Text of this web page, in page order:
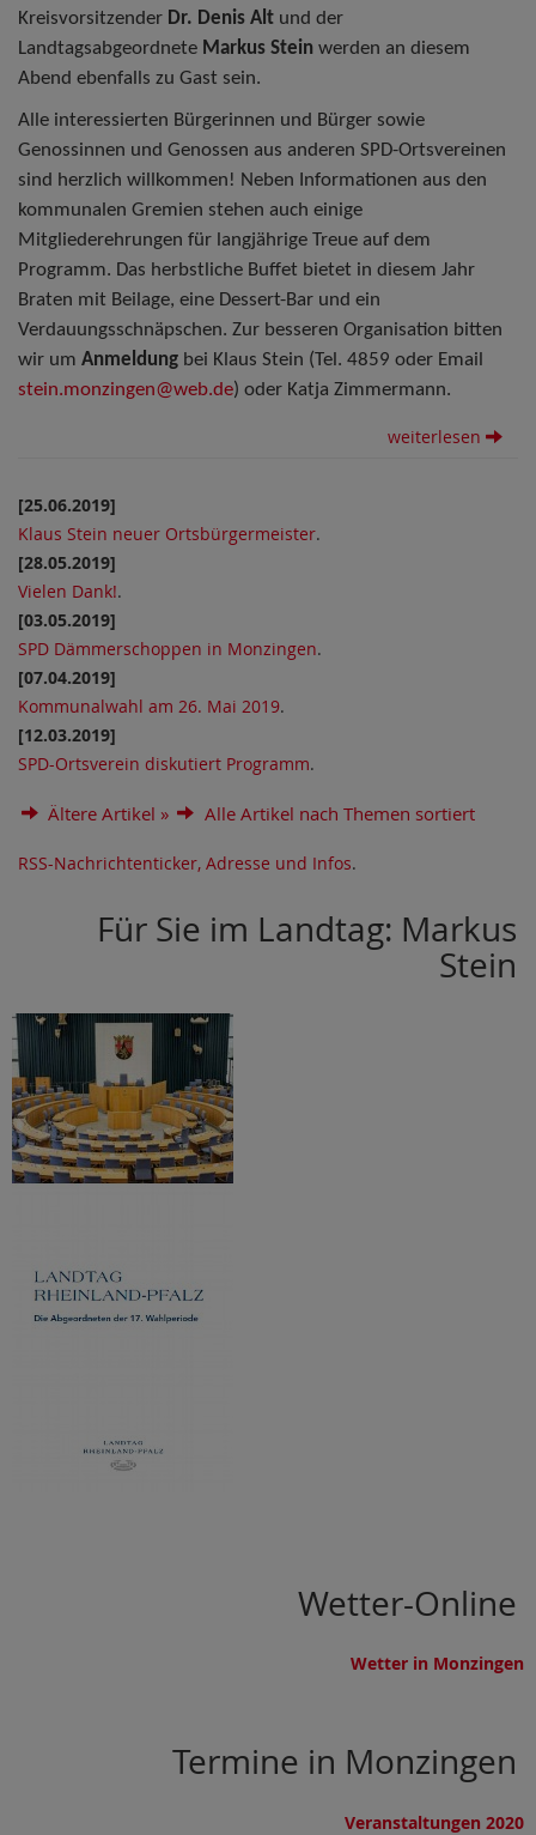
Kreisvorsitzender Dr. Denis Alt und der
Landtagsabgeordnete Markus Stein werden an diesem
Abend ebenfalls zu Gast sein.
Alle interessierten Bürgerinnen und Bürger sowie
Genossinnen und Genossen aus anderen SPD-Ortsvereinen
sind herzlich willkommen! Neben Informationen aus den
kommunalen Gremien stehen auch einige
Mitgliederehrungen für langjährige Treue auf dem
Programm. Das herbstliche Buffet bietet in diesem Jahr
Braten mit Beilage, eine Dessert-Bar und ein
Verdauungsschnäpschen. Zur besseren Organisation bitten
wir um Anmeldung bei Klaus Stein (Tel. 4859 oder Email
stein.monzingen@web.de) oder Katja Zimmermann.
weiterlesen
[25.06.2019]
Klaus Stein neuer Ortsbürgermeister.
[28.05.2019]
Vielen Dank!.
[03.05.2019]
SPD Dämmerschoppen in Monzingen.
[07.04.2019]
Kommunalwahl am 26. Mai 2019.
[12.03.2019]
SPD-Ortsverein diskutiert Programm.
Ältere Artikel » Alle Artikel nach Themen sortiert
RSS-Nachrichtenticker, Adresse und Infos.
Für Sie im Landtag: Markus
Stein
Wetter-Online
Wetter in Monzingen
Termine in Monzingen
Veranstaltungen 2020